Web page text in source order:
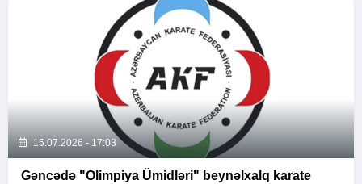
15.07.2026 - 17:03
Gəncədə "Olimpiya Ümidləri" beynəlxalq karate